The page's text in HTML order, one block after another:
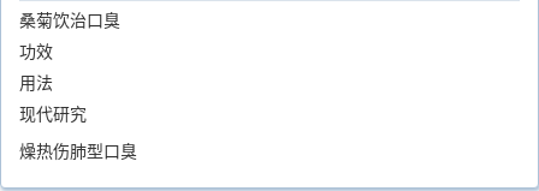
桑菊饮治口臭
功效
用法
现代研究
燥热伤肺型口臭